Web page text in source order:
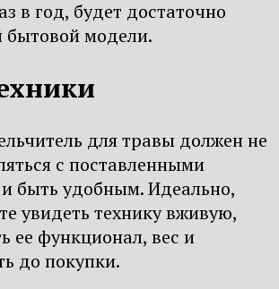
в год, будет достаточно
бытовой модели.
для травы должен не
с поставленными
быть удобным. Идеально,
увидеть технику вживую,
ее функционал, вес и
до покупки.